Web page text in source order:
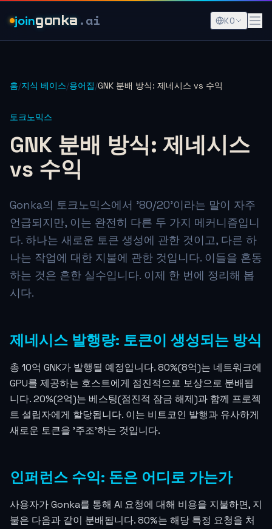
joingonka .ai KO
홈/지식 베이스/용어집/GNK 분배 방식: 제네시스 vs 수익
토크노믹스
GNK 분배 방식: 제네시스
vs 수익
Gonka의 토크노믹스에서 '80/20'이라는 말이 자주
언급되지만, 이는 완전히 다른 두 가지 메커니즘입니
다. 하나는 새로운 토큰 생성에 관한 것이고, 다른 하
나는 작업에 대한 지불에 관한 것입니다. 이들을 혼동
하는 것은 흔한 실수입니다. 이제 한 번에 정리해 봅
시다.
제네시스 발행량: 토큰이 생성되는 방식
총 10억 GNK가 발행될 예정입니다. 80%(8억)는 네트워크에
GPU를 제공하는 호스트에게 점진적으로 보상으로 분배됩
니다. 20%(2억)는 베스팅(점진적 잠금 해제)과 함께 프로젝
트 설립자에게 할당됩니다. 이는 비트코인 발행과 유사하게
새로운 토큰을 '주조'하는 것입니다.
인퍼런스 수익: 돈은 어디로 가는가
사용자가 Gonka를 통해 AI 요청에 대해 비용을 지불하면, 지
불은 다음과 같이 분배됩니다. 80%는 해당 특정 요청을 처